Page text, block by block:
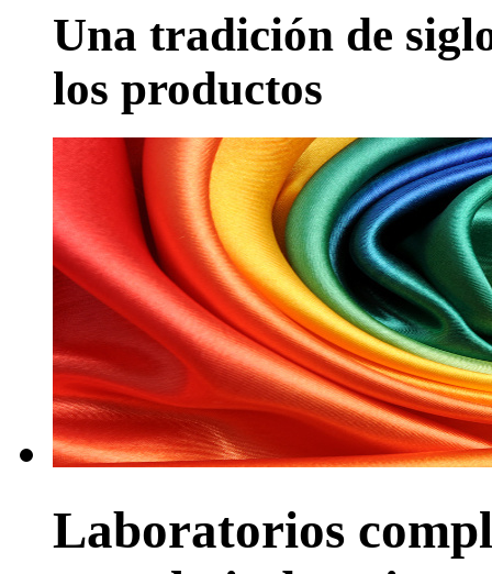
Una tradición de
los productos
Laboratorios